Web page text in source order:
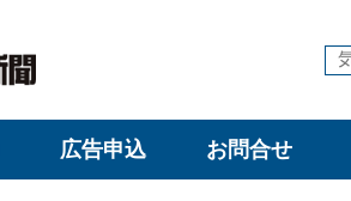
広告申込 お問合せ